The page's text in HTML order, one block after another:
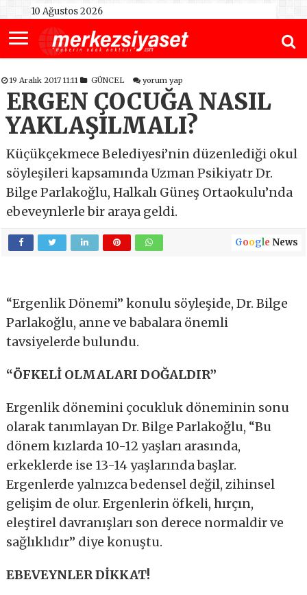
10 Ağustos 2026
19 Aralık 2017 11:11 GÜNCEL yorum yap
ERGEN ÇOCUĞA NASIL
YAKLAŞILMALI?
Küçükçekmece Belediyesi’nin düzenlediği okul
söyleşileri kapsamında Uzman Psikiyatr Dr.
Bilge Parlakoğlu, Halkalı Güneş Ortaokulu’nda
ebeveynlerle bir araya geldi.
Google News
“Ergenlik Dönemi” konulu söyleşide, Dr. Bilge
Parlakoğlu, anne ve babalara önemli
tavsiyelerde bulundu.
“ÖFKELİ OLMALARI DOĞALDIR”
Ergenlik dönemini çocukluk döneminin sonu
olarak tanımlayan Dr. Bilge Parlakoğlu, “Bu
dönem kızlarda 10-12 yaşları arasında,
erkeklerde ise 13-14 yaşlarında başlar.
Ergenlerde yalnızca bedensel değil, zihinsel
gelişim de olur. Ergenlerin öfkeli, hırçın,
eleştirel davranışları son derece normaldir ve
sağlıklıdır” diye konuştu.
EBEVEYNLER DİKKAT!